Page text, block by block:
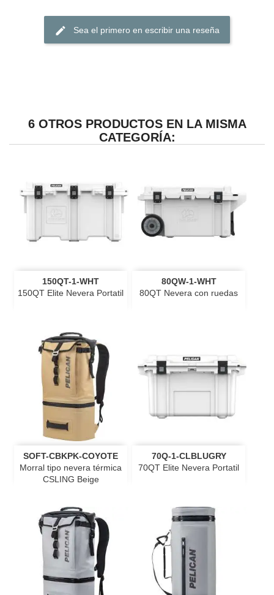
edit Sea el primero en escribir una reseña
6 OTROS PRODUCTOS EN LA MISMA
CATEGORÍA:
150QT-1-WHT
150QT Elite Nevera Portatil
80QW-1-WHT
80QT Nevera con ruedas
SOFT-CBKPK-COYOTE
Morral tipo nevera térmica
CSLING Beige
70Q-1-CLBLUGRY
70QT Elite Nevera Portatil